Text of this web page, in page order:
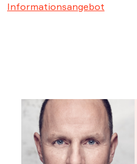
Informationsangebot